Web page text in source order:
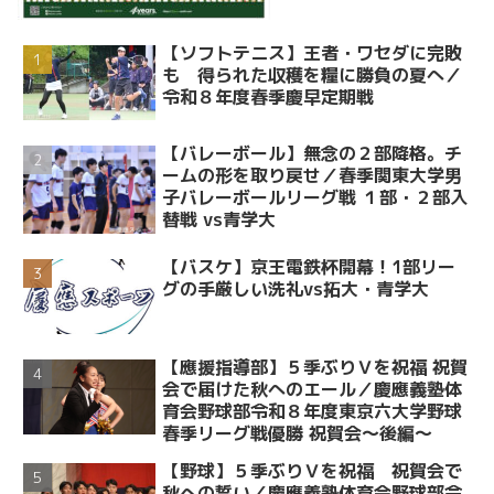
【ソフトテニス】王者・ワセダに完敗
も 得られた収穫を糧に勝負の夏へ／
令和８年度春季慶早定期戦
【バレーボール】無念の２部降格。チ
ームの形を取り戻せ／春季関東大学男
子バレーボールリーグ戦 １部・２部入
替戦 vs青学大
【バスケ】京王電鉄杯開幕！1部リー
グの手厳しい洗礼vs拓大・青学大
【應援指導部】５季ぶりＶを祝福 祝賀
会で届けた秋へのエール／慶應義塾体
育会野球部令和８年度東京六大学野球
春季リーグ戦優勝 祝賀会～後編～
【野球】５季ぶりＶを祝福 祝賀会で